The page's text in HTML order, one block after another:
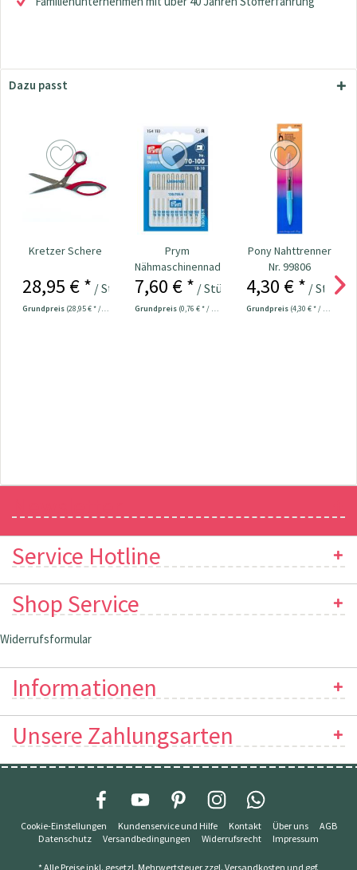
Dazu passt
Kretzer Schere
28,95 € * / Stück
Grundpreis (28,95 € * / 1 Stück)
Prym
Nähmaschinennadeln
130/705
Universal...
7,60 € * / Stück
Grundpreis (0,76 € * / 1 Stück)
Pony Nahttrenner
Nr. 99806
4,30 € * / Stück
Grundpreis (4,30 € * / 1 Stück)
Service Hotline
Shop Service
Widerrufsformular
Informationen
Unsere Zahlungsarten
Cookie-Einstellungen Kundenservice und Hilfe Kontakt Über uns
AGB
Datenschutz
Versandbedingungen Widerrufsrecht Impressum
* Alle Preise inkl. gesetzl. Mehrwertsteuer zzgl. Versandkosten und ggf.